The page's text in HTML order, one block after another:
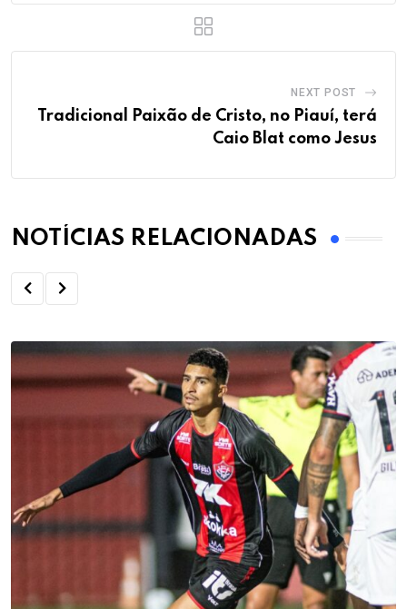
NEXT POST
Tradicional Paixão de Cristo, no Piauí, terá
Caio Blat como Jesus
NOTÍCIAS RELACIONADAS